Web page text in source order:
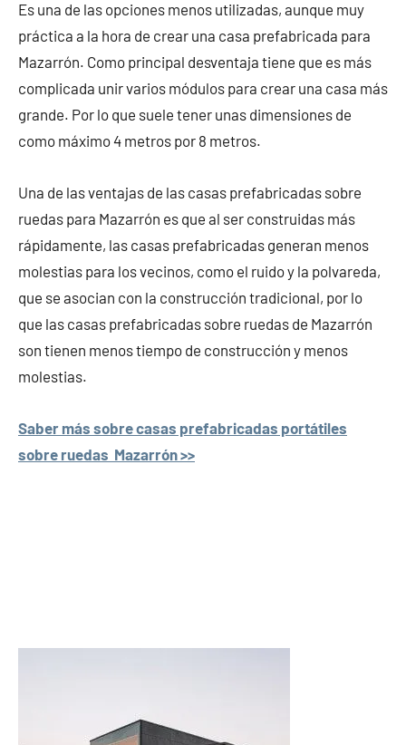
Es una de las opciones menos utilizadas, aunque muy
práctica a la hora de crear una casa prefabricada para
Mazarrón. Como principal desventaja tiene que es más
complicada unir varios módulos para crear una casa más
grande. Por lo que suele tener unas dimensiones de
como máximo 4 metros por 8 metros.
Una de las ventajas de las casas prefabricadas sobre
ruedas para Mazarrón es que al ser construidas más
rápidamente, las casas prefabricadas generan menos
molestias para los vecinos, como el ruido y la polvareda,
que se asocian con la construcción tradicional, por lo
que las casas prefabricadas sobre ruedas de Mazarrón
son tienen menos tiempo de construcción y menos
molestias.
Saber más sobre casas prefabricadas portátiles
sobre ruedas Mazarrón >>